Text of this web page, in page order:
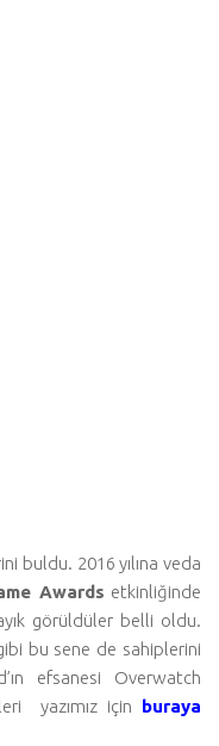
buldu. 2016 yılına veda
Awards etkinliğinde
görüldüler belli oldu.
bu sene de sahiplerini
efsanesi Overwatch
yazımız için buraya